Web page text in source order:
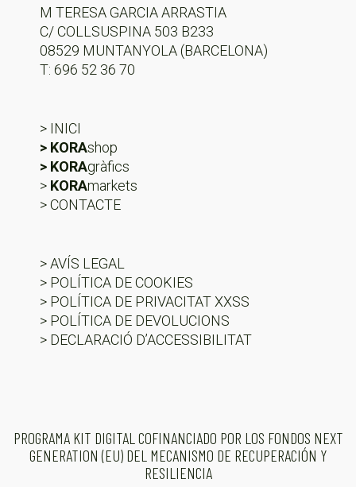
M TERESA GARCIA ARRASTIA
C/ COLLSUSPINA 503 B233
08529 MUNTANYOLA (BARCELONA)
T: 696 52 36 70
> INICI
> KORAshop
> KORAgràfics
> KORAmarkets
> CONTACTE
> AVÍS LEGAL
> POLÍTICA DE COOKIES
> POLÍTICA DE PRIVACITAT XXSS
> POLÍTICA DE DEVOLUCIONS
> DECLARACIÓ D’ACCESSIBILITAT
PROGRAMA KIT DIGITAL COFINANCIADO POR LOS FONDOS NEXT
GENERATION (EU) DEL MECANISMO DE RECUPERACIÓN Y
RESILIENCIA